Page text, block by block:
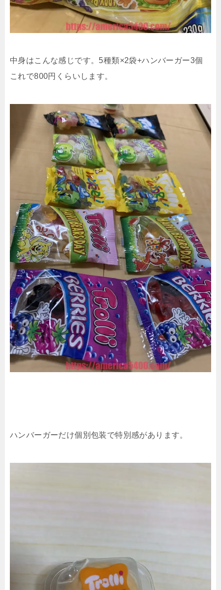
中身はこんな感じです。5種類×2袋+ハンバーガー3個
これで800円くらいします。
ハンバーガーだけ個別包装で特別感があります。